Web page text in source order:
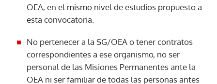
OEA, en el mismo nivel de estudios propuesto a
esta convocatoria.
No pertenecer a la SG/OEA o tener contratos
correspondientes a ese organismo, no ser
personal de las Misiones Permanentes ante la
OEA ni ser familiar de todas las personas antes